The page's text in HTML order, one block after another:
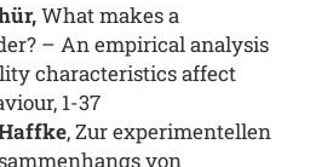
What makes a
– An empirical analysis
characteristics affect
1-37
, Zur experimentellen
von